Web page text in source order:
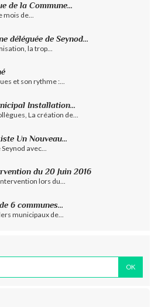
de la Commune...
mois de...
déléguée de Seynod…
la trop...
et son rythme :...
Installation...
La création de...
Un Nouveau...
avec...
du 20 Juin 2016
lors du...
6 communes…
municipaux de...